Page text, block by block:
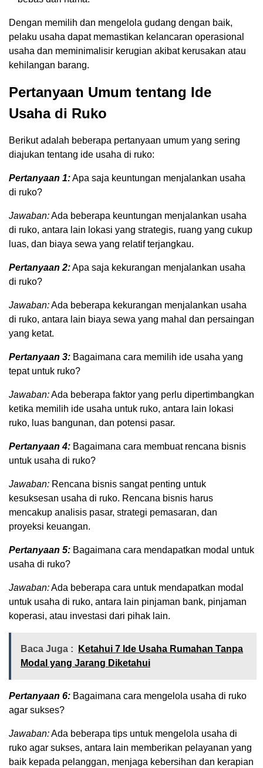
Dengan memilih dan mengelola gudang dengan baik,
pelaku usaha dapat memastikan kelancaran operasional
usaha dan meminimalisir kerugian akibat kerusakan atau
kehilangan barang.
Pertanyaan Umum tentang Ide
Usaha di Ruko
Berikut adalah beberapa pertanyaan umum yang sering
diajukan tentang ide usaha di ruko:
Pertanyaan 1:Apa saja keuntungan menjalankan usaha
di ruko?
Jawaban:Ada beberapa keuntungan menjalankan usaha
di ruko, antara lain lokasi yang strategis, ruang yang cukup
luas, dan biaya sewa yang relatif terjangkau.
Pertanyaan 2:Apa saja kekurangan menjalankan usaha
di ruko?
Jawaban:Ada beberapa kekurangan menjalankan usaha
di ruko, antara lain biaya sewa yang mahal dan persaingan
yang ketat.
Pertanyaan 3: Bagaimana cara memilih ide usaha yang
tepat untuk ruko?
Jawaban:Ada beberapa faktor yang perlu dipertimbangkan
ketika memilih ide usaha untuk ruko, antara lain lokasi
ruko, luas bangunan, dan potensi pasar.
Pertanyaan 4: Bagaimana cara membuat rencana bisnis
untuk usaha di ruko?
Jawaban: Rencana bisnis sangat penting untuk
kesuksesan usaha di ruko. Rencana bisnis harus
mencakup analisis pasar, strategi pemasaran, dan
proyeksi keuangan.
Pertanyaan 5: Bagaimana cara mendapatkan modal untuk
usaha di ruko?
Jawaban:Ada beberapa cara untuk mendapatkan modal
untuk usaha di ruko, antara lain pinjaman bank, pinjaman
koperasi, atau investasi dari pihak lain.
Baca Juga :
Ketahui 7 Ide Usaha Rumahan Tanpa
Modal yang Jarang Diketahui
Pertanyaan 6: Bagaimana cara mengelola usaha di ruko
agar sukses?
Jawaban:Ada beberapa tips untuk mengelola usaha di
ruko agar sukses, antara lain memberikan pelayanan yang
baik kepada pelanggan, menjaga kebersihan dan kerapian